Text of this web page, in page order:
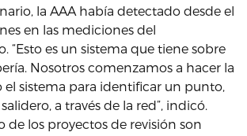
la AAA había detectado desde el
en las mediciones del
“Esto es un sistema que tiene sobre
Nosotros comenzamos a hacer la
el sistema para identificar un punto,
a través de la red”, indicó.
de los proyectos de revisión son